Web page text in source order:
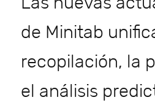
de Minitab
recopilación, la
el análisis